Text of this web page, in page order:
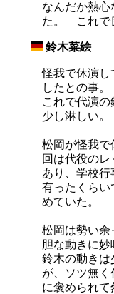
なんだか熱心
た。 これで
鈴木菜絵
怪我で休演し
したとの事。
これで代演
少し淋しい。
松岡が怪我で
回は代役の
あり、学校行
有ったくらい
めていた。
松岡は勢い余
胆な動きに
鈴木の動きは
が、ソツ無
に褒められて